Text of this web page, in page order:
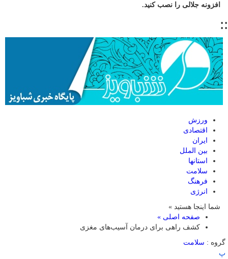
افزونه جلالی را نصب کنید.
::
ورزش
اقتصادی
ایران
بین الملل
استانها
سلامت
فرهنگ
انرژی
شما اینجا هستید »
صفحه اصلی »
کشف راهی برای درمان آسیب‌های مغزی
گروه : سلامت
پ